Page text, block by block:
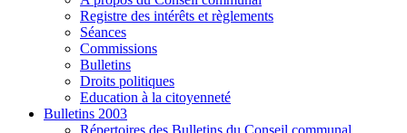
Registre des intérêts et règlements
Séances
Commissions
Bulletins
Droits politiques
Education à la citoyenneté
Bulletins 2003
Répertoires des Bulletins du Conseil communal